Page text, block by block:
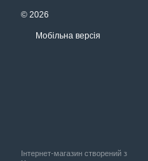
© 2026
Мобільна версія
Інтернет-магазин створений з